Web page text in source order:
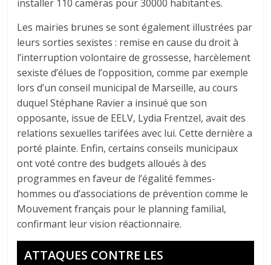
installer 110 caméras pour 30000 habitant·es.
Les mairies brunes se sont également illustrées par
leurs sorties sexistes : remise en cause du droit à
l’interruption volontaire de grossesse, harcèlement
sexiste d’élues de l’opposition, comme par exemple
lors d’un conseil municipal de Marseille, au cours
duquel Stéphane Ravier a insinué que son
opposante, issue de EELV, Lydia Frentzel, avait des
relations sexuelles tarifées avec lui. Cette dernière a
porté plainte. Enfin, certains conseils municipaux
ont voté contre des budgets alloués à des
programmes en faveur de l’égalité femmes-
hommes ou d’associations de prévention comme le
Mouvement français pour le planning familial,
confirmant leur vision réactionnaire.
ATTAQUES CONTRE LES